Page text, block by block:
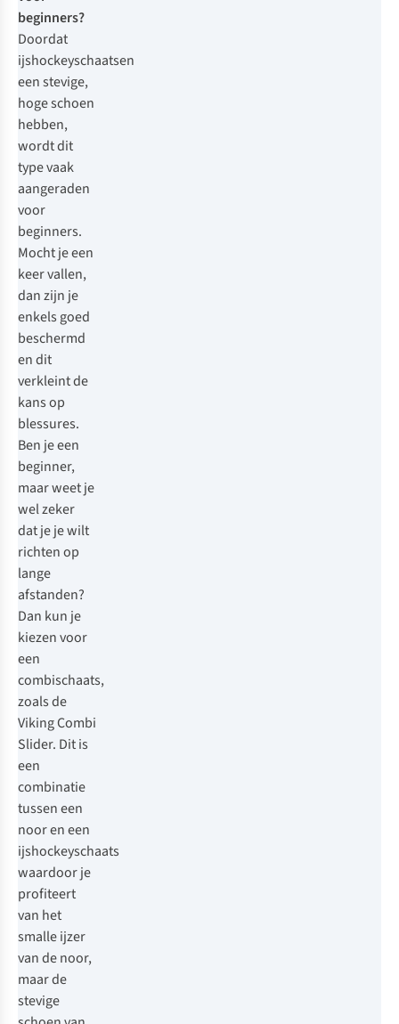
beginners?
Doordat
ijshockeyschaatsen
een stevige,
hoge schoen
hebben,
wordt dit
type vaak
aangeraden
voor
beginners.
Mocht je een
keer vallen,
dan zijn je
enkels goed
beschermd
en dit
verkleint de
kans op
blessures.
Ben je een
beginner,
maar weet je
wel zeker
dat je je wilt
richten op
lange
afstanden?
Dan kun je
kiezen voor
een
combischaats,
zoals de
Viking Combi
Slider. Dit is
een
combinatie
tussen een
noor en een
ijshockeyschaats
waardoor je
profiteert
van het
smalle ijzer
van de noor,
maar de
stevige